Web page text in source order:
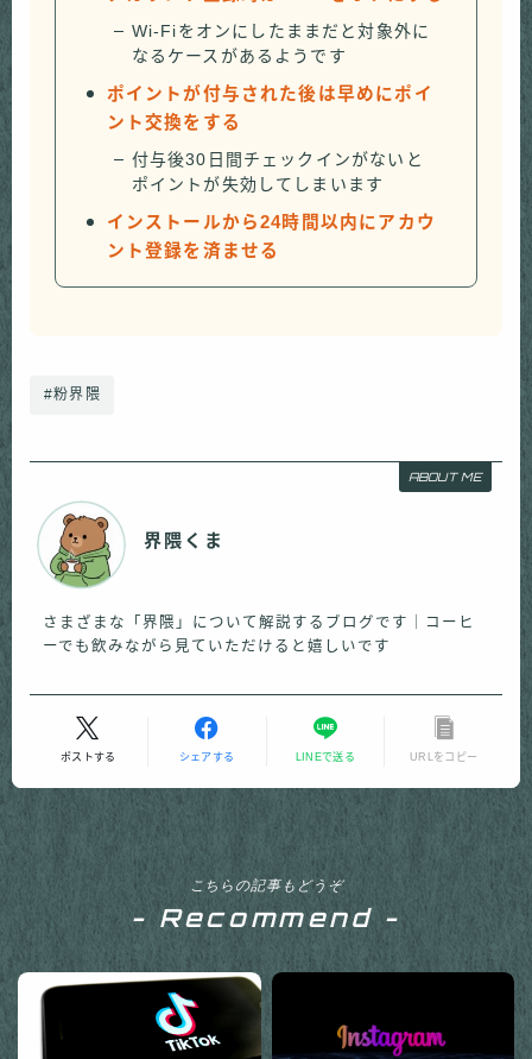
Wi-Fiをオンにしたままだと対象外に
なるケースがあるようです
ポイントが付与された後は早めにポイ
ント交換をする
付与後30日間チェックインがないと
ポイントが失効してしまいます
インストールから24時間以内にアカウ
ント登録を済ませる
#粉界隈
ABOUT ME
界隈くま
さまざまな「界隈」について解説するブログです｜コーヒ
ーでも飲みながら見ていただけると嬉しいです
ポストする シェアする LINEで送る URLをコピー
こちらの記事もどうぞ
- Recommend -